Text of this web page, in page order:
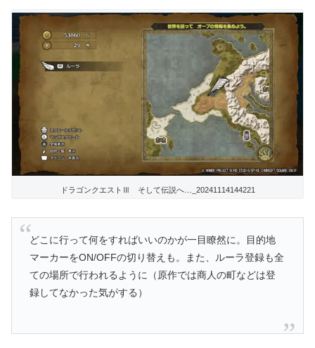
ドラゴンクエストⅢ そして伝説へ…_20241114144221
どこに行って何をすればいいのかが一目瞭然に。目的地
マーカーをON/OFFの切り替えも。
また、ルーラ登録も全
ての場所で行われるように（原作では商人の町などは登
録してなかった気がする）